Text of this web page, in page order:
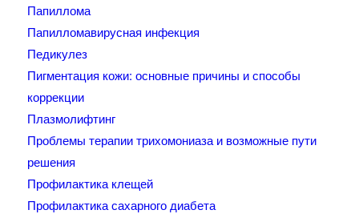
Папиллома
Папилломавирусная инфекция
Педикулез
Пигментация кожи: основные причины и способы
коррекции
Плазмолифтинг
Проблемы терапии трихомониаза и возможные пути
решения
Профилактика клещей
Профилактика сахарного диабета